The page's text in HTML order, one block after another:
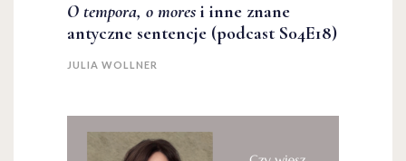
O tempora, o mores i inne znane
antyczne sentencje (podcast S04E18)
JULIA WOLLNER